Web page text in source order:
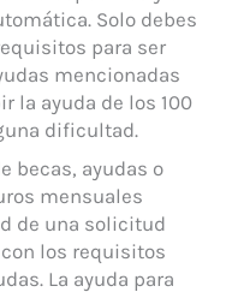
Solo debes
para ser
mencionadas
la ayuda de los 100
dificultad.
becas, ayudas o
mensuales
de una solicitud
los requisitos
La ayuda para